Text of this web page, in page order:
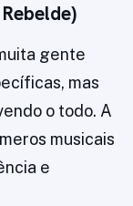
gente
mas
o todo. A
musicais
e